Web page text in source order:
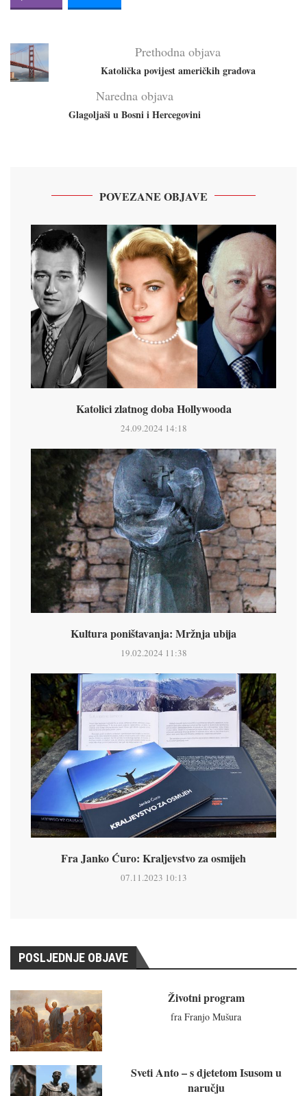
Prethodna objava
Katolička povijest američkih gradova
Naredna objava
Glagoljaši u Bosni i Hercegovini
POVEZANE OBJAVE
Katolici zlatnog doba Hollywooda
24.09.2024 14:18
Kultura poništavanja: Mržnja ubija
19.02.2024 11:38
Fra Janko Ćuro: Kraljevstvo za osmijeh
07.11.2023 10:13
POSLJEDNJE OBJAVE
Životni program
fra Franjo Mušura
Sveti Anto – s djetetom Isusom u
naručju